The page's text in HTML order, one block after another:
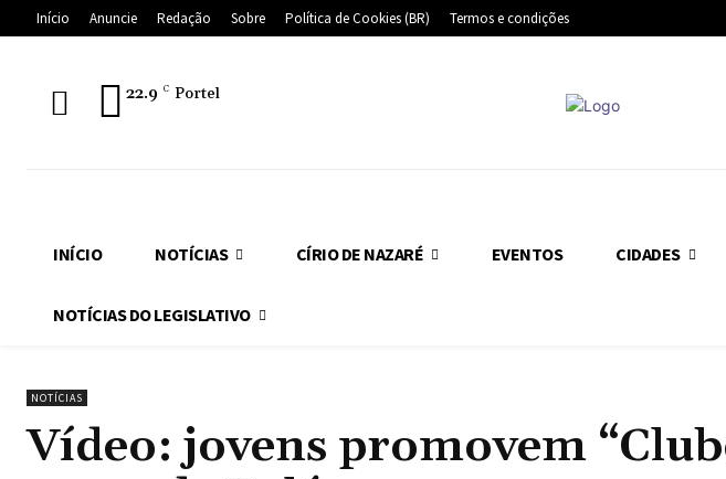
Início Anuncie Redação Sobre Política de Cookies (BR) Termos e condições
22.9 C Portel
INÍCIO NOTÍCIAS CÍRIO DE NAZARÉ EVENTOS CIDADES
NOTÍCIAS DO LEGISLATIVO
NOTÍCIAS
Vídeo: jovens promovem